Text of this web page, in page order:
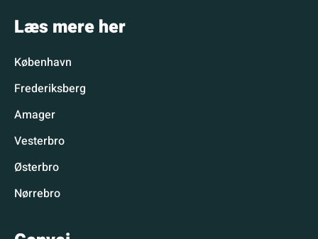
Læs mere her
København
Frederiksberg
Amager
Vesterbro
Østerbro
Nørrebro